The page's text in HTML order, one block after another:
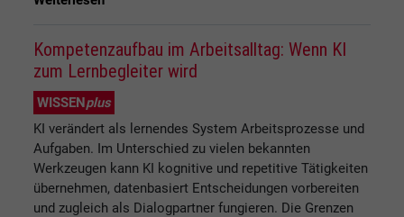
Kompetenzaufbau im Arbeitsalltag: Wenn KI
zum Lernbegleiter wird
WISSENplus
KI verändert als lernendes System Arbeitsprozesse und
Aufgaben. Im Unterschied zu vielen bekannten
Werkzeugen kann KI kognitive und repetitive Tätigkeiten
übernehmen, datenbasiert Entscheidungen vorbereiten
und zugleich als Dialogpartner fungieren. Die Grenzen